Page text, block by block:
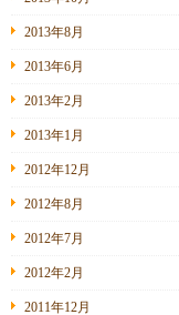
2013年8月
2013年6月
2013年2月
2013年1月
2012年12月
2012年8月
2012年7月
2012年2月
2011年12月